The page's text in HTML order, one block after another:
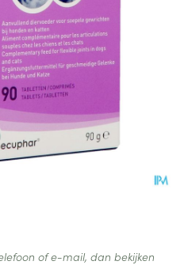
of e-mail, dan bekijken